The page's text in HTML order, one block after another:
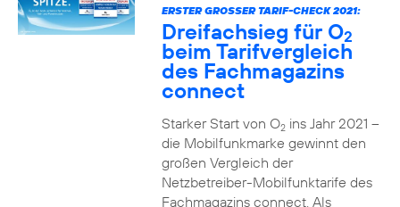
ERSTER GROSSER TARIF-CHECK 2021:
Dreifachsieg für O2
beim Tarifvergleich
des Fachmagazins
connect
Starker Start von O2ins Jahr 2021 –
die Mobilfunkmarke gewinnt den
großen Vergleich der
Netzbetreiber-Mobilfunktarife des
Fachmagazins connect. Als